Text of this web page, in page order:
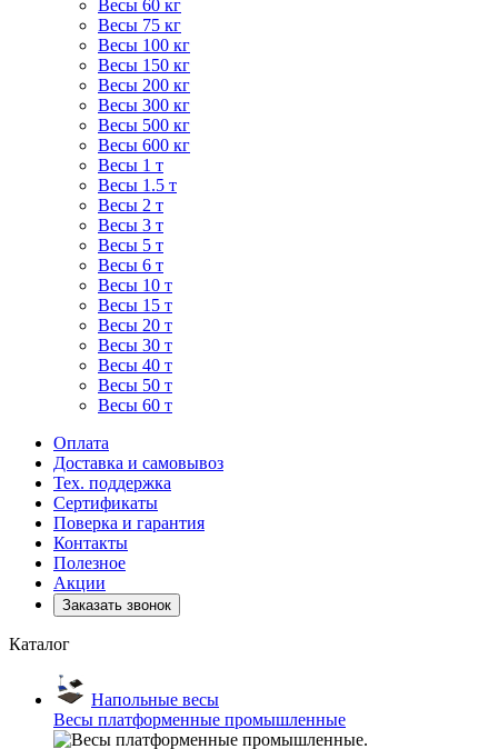
Весы 60 кг
Весы 75 кг
Весы 100 кг
Весы 150 кг
Весы 200 кг
Весы 300 кг
Весы 500 кг
Весы 600 кг
Весы 1 т
Весы 1.5 т
Весы 2 т
Весы 3 т
Весы 5 т
Весы 6 т
Весы 10 т
Весы 15 т
Весы 20 т
Весы 30 т
Весы 40 т
Весы 50 т
Весы 60 т
Оплата
Доставка и самовывоз
Тех. поддержка
Сертификаты
Поверка и гарантия
Контакты
Полезное
Акции
Заказать звонок
Каталог
Напольные весы
Весы платформенные промышленные